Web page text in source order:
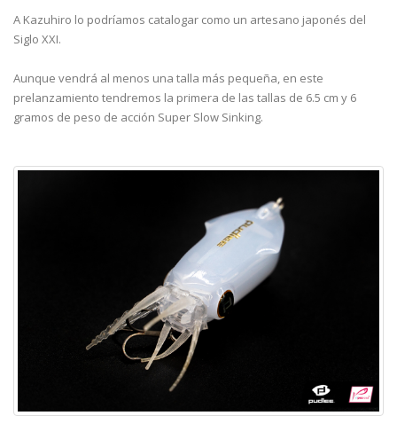
A Kazuhiro lo podríamos catalogar como un artesano japonés del
Siglo XXI.
Aunque vendrá al menos una talla más pequeña, en este
prelanzamiento tendremos la primera de las tallas de 6.5 cm y 6
gramos de peso de acción Super Slow Sinking.